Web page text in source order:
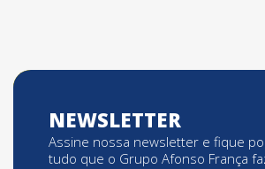
NEWSLETTER
Assine nossa newsletter e fique
tudo que o Grupo Afonso França